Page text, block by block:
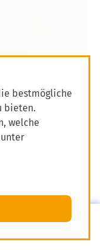
MENÜ
bestmögliche
bieten.
welche